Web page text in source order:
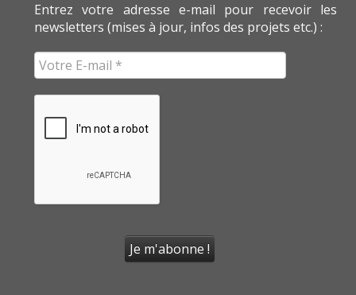
Entrez votre adresse e-mail pour recevoir les
newsletters (mises à jour, infos des projets etc.) :